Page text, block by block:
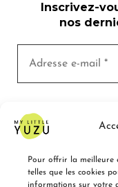
Pour offrir la meilleure
telles que les cookies
informations sur votre
Inscrivez-
nos
Nous ne
politique